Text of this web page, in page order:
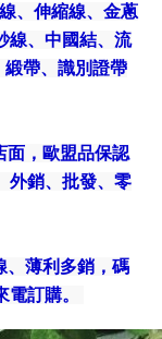
、伸縮線、金蔥
線、中國結、流
帶、識別證帶
面，歐盟品保認
外銷、批發、零
、薄利多銷，碼
電訂購。